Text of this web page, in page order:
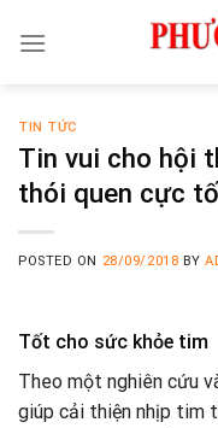
TIN TỨC
Tin vui cho hội
thói quen cực
POSTED ON 28/09/2018 BY
Tốt cho sức khỏe tim
Theo một nghiên cứu
giúp cải thiện nhịp tim